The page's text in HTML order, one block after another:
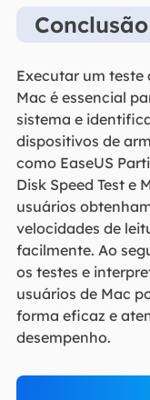
Conclusão
Executar um teste
Mac é essencial
sistema e
dispositivos de
como EaseUS
Disk Speed Test e
usuários
velocidades de
facilmente. Ao
os testes e
usuários de Mac
forma eficaz e
desempenho.